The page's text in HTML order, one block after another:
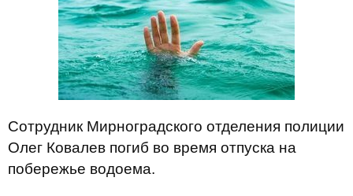
Сотрудник Мирноградского отделения полиции
Олег Ковалев погиб во время отпуска на
побережье водоема.